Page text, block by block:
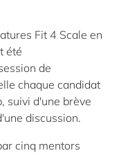
Fit 4 Scale en
été
de
chaque candidat
suivi d'une brève
discussion.
cinq mentors